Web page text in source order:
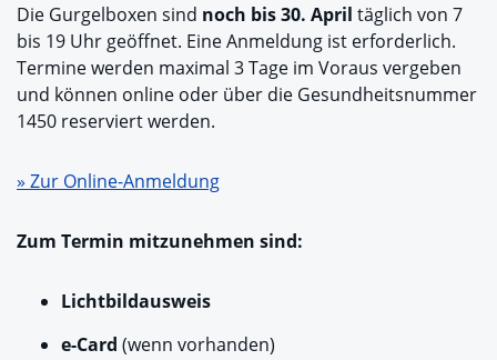
Die Gurgelboxen sind noch bis 30. April täglich von 7
bis 19 Uhr geöffnet. Eine Anmeldung ist erforderlich.
Termine werden maximal 3 Tage im Voraus vergeben
und können online oder über die Gesundheitsnummer
1450 reserviert werden.
» Zur Online-Anmeldung
Zum Termin mitzunehmen sind:
Lichtbildausweis
e-Card (wenn vorhanden)